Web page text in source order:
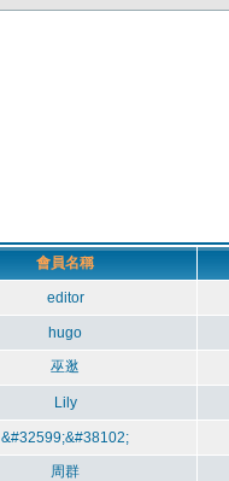
會員名稱
editor
hugo
巫逖
Lily
&#32599;&#38102;
周群